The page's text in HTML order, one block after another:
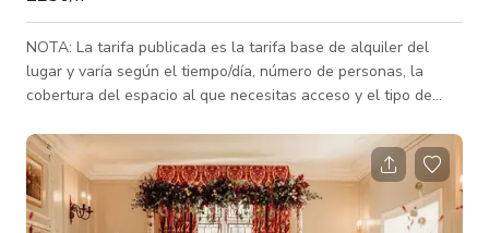
NOTA: La tarifa publicada es la tarifa base de alquiler del
lugar y varía según el tiempo/día, número de personas, la
cobertura del espacio al que necesitas acceso y el tipo de
tarifas personalizadas. Formando la parte clave de tu día,
nuestro granero de diezmos del siglo XVI es un fondo versátil
para tu boda. Adecuado para una ceremonia íntima para 15
invitados, hasta 150, la mayoría de las ceremonias se realizan